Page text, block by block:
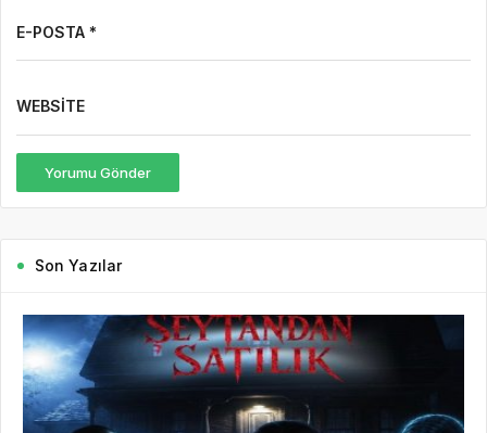
E-POSTA *
WEBSITE
Yorumu Gönder
Son Yazılar